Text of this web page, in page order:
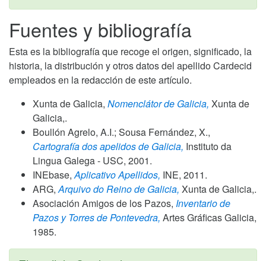
Fuentes y bibliografía
Esta es la bibliografía que recoge el origen, significado, la
historia, la distribución y otros datos del apellido Cardecid
empleados en la redacción de este artículo.
Xunta de Galicia, Nomenclátor de Galicia, Xunta de
Galicia,.
Boullón Agrelo, A.I.; Sousa Fernández, X.,
Cartografía dos apelidos de Galicia, Instituto da
Lingua Galega - USC, 2001.
INEbase,Aplicativo Apellidos, INE, 2011.
ARG,Arquivo do Reino de Galicia, Xunta de Galicia,.
Asociación Amigos de los Pazos, Inventario de
Pazos y Torres de Pontevedra, Artes Gráficas Galicia,
1985.